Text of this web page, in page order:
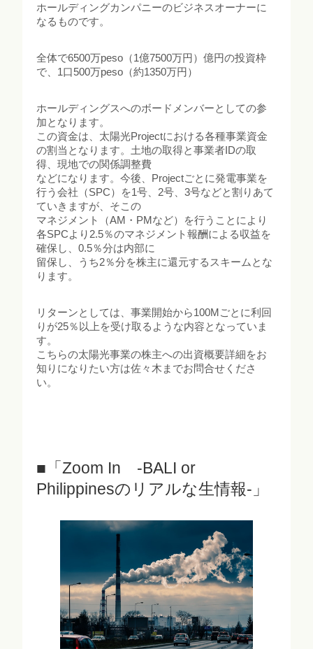
ホールディングカンパニーのビジネスオーナーに
なるものです。
全体で6500万peso（1億7500万円）億円の投資枠
で、1口500万peso（約1350万円）
ホールディングスへのボードメンバーとしての参
加となります。
この資金は、太陽光Projectにおける各種事業資金
の割当となります。土地の取得と事業者IDの取
得、現地での関係調整費
などになります。今後、Projectごとに発電事業を
行う会社（SPC）を1号、2号、3号などと割りあて
ていきますが、そこの
マネジメント（AM・PMなど）を行うことにより
各SPCより2.5％のマネジメント報酬による収益を
確保し、0.5％分は内部に
留保し、うち2％分を株主に還元するスキームとな
ります。
リターンとしては、事業開始から100Mごとに利回
りが25％以上を受け取るような内容となっていま
す。
こちらの太陽光事業の株主への出資概要詳細をお
知りになりたい方は佐々木までお問合せくださ
い。
■「Zoom In -BALI or
Philippinesのリアルな生情報-」